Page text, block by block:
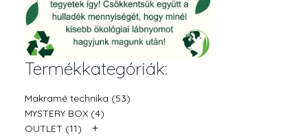
Termékkategóriák:
Makramé technika (53)
MYSTERY BOX (4)
OUTLET (11)
+